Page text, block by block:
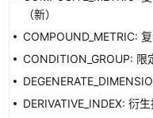
（新）
COMPOUND_METRIC:
CONDITION_GROUP: 限
DERIVATIVE_INDEX: 衍